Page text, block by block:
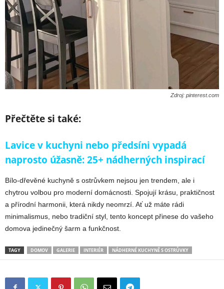
Zdroj: pinterest.com
Přečtěte si také:
Lavice v kuchyni nebo předsíni vypadá
naprosto úžasně: 25+ nádherných inspirací
Bílo-dřevěné kuchyně s ostrůvkem nejsou jen trendem, ale i
chytrou volbou pro moderní domácnosti. Spojují krásu, praktičnost
a přírodní harmonii, která nikdy neomrzí. Ať už máte rádi
minimalismus, nebo tradiční styl, tento koncept přinese do vašeho
domova jedinečný šarm a funkčnost.
TAGY DOMOV GALERIE INTERIÉR NÁDHERNÉ KUCHYNĚ S OSTRŮVKY